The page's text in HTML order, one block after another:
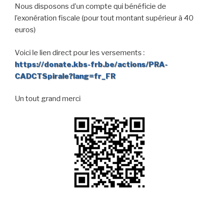
Nous disposons d’un compte qui bénéficie de
l’exonération fiscale (pour tout montant supérieur à 40
euros)
Voici le lien direct pour les versements :
https://donate.kbs-frb.be/actions/PRA-
CADCTSpirale?lang=fr_FR
Un tout grand merci